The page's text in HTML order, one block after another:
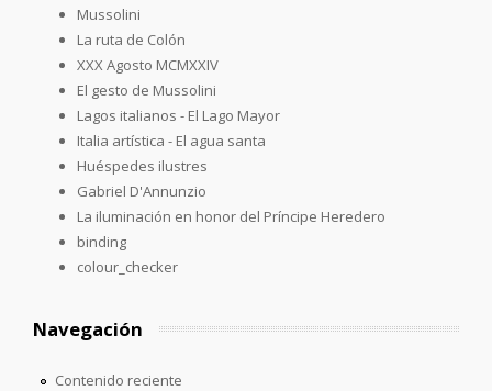
Mussolini
La ruta de Colón
XXX Agosto MCMXXIV
El gesto de Mussolini
Lagos italianos - El Lago Mayor
Italia artística - El agua santa
Huéspedes ilustres
Gabriel D'Annunzio
La iluminación en honor del Príncipe Heredero
binding
colour_checker
Navegación
Contenido reciente